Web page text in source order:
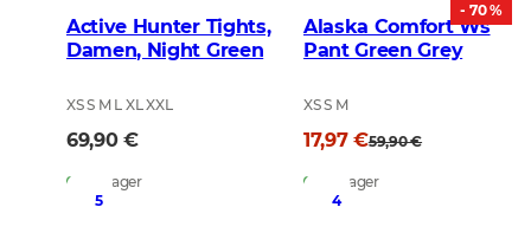
Active Hunter Tights,
Damen, Night Green
XS S M L XL XXL
69,90 €
Auf Lager
- 70 %
Alaska Comfort Ws
Pant Green Grey
XS S M
17,97 €59,90 €
Auf Lager
5 4